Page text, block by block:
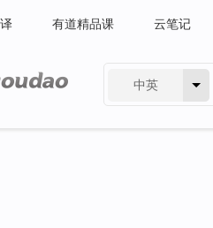
有道精品课 云笔记
中英